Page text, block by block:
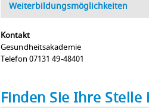
Weiterbildungsmöglichkeiten
Kontakt
Gesundheitsakademie
Telefon 07131 49-48401
Finden Sie Ihre